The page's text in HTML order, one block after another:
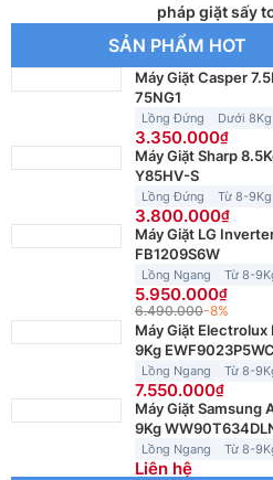
pháp giặt sấy
cho gia đình
SẢN PHẨM HOT
Máy Giặt Casper
75NG1
Lồng Đứng Dưới 8Kg
3.350.000
Máy Giặt Sharp
Y85HV-S
Lồng Đứng Từ 8-9Kg
3.800.000
Máy Giặt LG
FB1209S6W
Lồng Ngang Từ 8-
5.950.000
6.490.000-8%
Máy Giặt
9Kg EWF9023P5WC
Lồng Ngang Từ 8-
7.550.000
Máy Giặt Samsung
9Kg
Lồng Ngang Từ 8-
Liên hệ